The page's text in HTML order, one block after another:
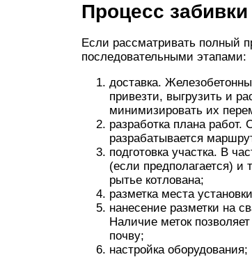
Процесс
Если рассматривать полный
последовательными этапами:
доставка.
привезти, выгрузить и
минимизировать их
разработка плана
разрабатывается
подготовка участка. В
(если предполагается) и
рытье котлована;
разметка места
нанесение разметки на
Наличие меток
почву;
настройка оборудования;